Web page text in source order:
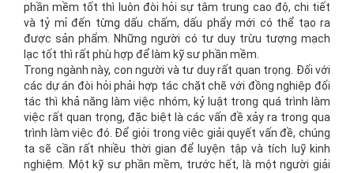
phần mềm tốt thì luôn đòi hỏi sự tâm trung cao độ, chi tiết
và tỷ mỉ đến từng dấu chấm, dấu phẩy mới có thể tạo ra
được sản phẩm. Những người có tư duy trừu tượng mạch
lạc tốt thì rất phù hợp để làm kỹ sư phần mềm.
Trong ngành này, con người và tư duy rất quan trọng. Đối với
các dự án đòi hỏi phải hợp tác chặt chẽ với đồng nghiệp đối
tác thì khả năng làm việc nhóm, kỷ luật trong quá trình làm
việc rất quan trọng, đặc biệt là các vấn đề xảy ra trong qua
trình làm việc đó. Để giỏi trong việc giải quyết vấn đề, chúng
ta sẽ cần rất nhiều thời gian để luyện tập và tích luỹ kinh
nghiệm. Một kỹ sư phần mềm, trước hết, là một người giải